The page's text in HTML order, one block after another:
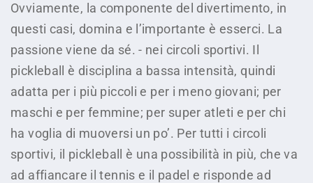
Ovviamente, la componente del divertimento, in
questi casi, domina e l’importante è esserci. La
passione viene da sé. - nei circoli sportivi. Il
pickleball è disciplina a bassa intensità, quindi
adatta per i più piccoli e per i meno giovani; per
maschi e per femmine; per super atleti e per chi
ha voglia di muoversi un po’. Per tutti i circoli
sportivi, il pickleball è una possibilità in più, che va
ad affiancare il tennis e il padel e risponde ad